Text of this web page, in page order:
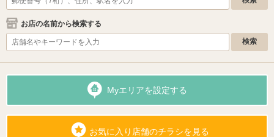
お店の名前から検索する
Myエリアを設定する
お気に入り店舗のチラシを見る